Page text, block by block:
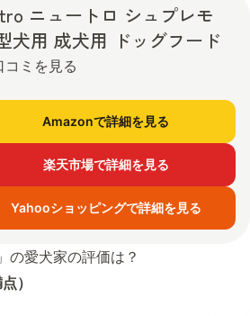
ニュートロ シュプレモ
犬用 成犬用 ドッグフード
コミを見る
Amazonで詳細を見る
楽天市場で詳細を見る
Yahooショッピングで詳細を見る
の愛犬家の評価は？
）